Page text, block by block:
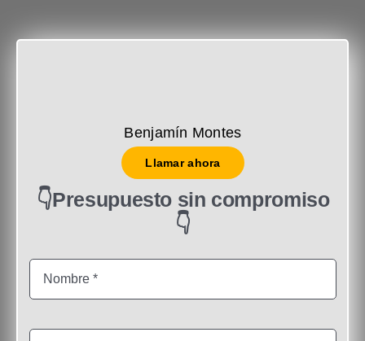
Benjamín Montes
Llamar ahora
👇Presupuesto sin compromiso
👇